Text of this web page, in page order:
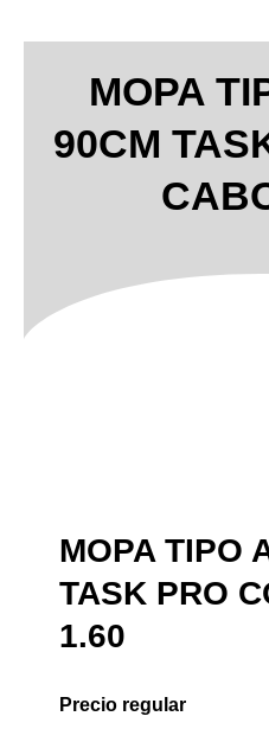
MOPA
90CM
MOPA TIPO
TASK PRO
1.60
Precio regular